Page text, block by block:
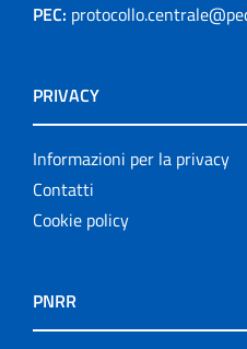
PEC:
PRIVACY
Informazioni per la privacy
Contatti
Cookie policy
PNRR